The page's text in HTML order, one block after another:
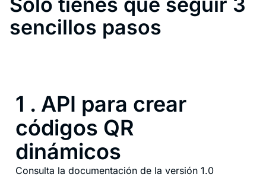
sencillos pasos
1 . API para crear
códigos QR
dinámicos
Consulta la documentación de la versión 1.0